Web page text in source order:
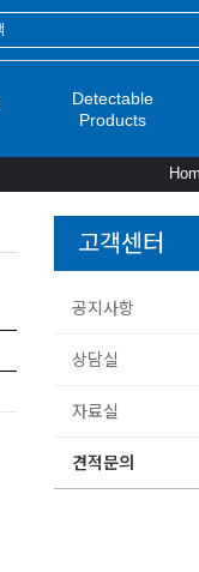
Detectable
Products
고객센터
공지사항
상담실
자료실
견적문의